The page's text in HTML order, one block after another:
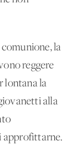
la
reggere
lontana la
alla
approfittarne.